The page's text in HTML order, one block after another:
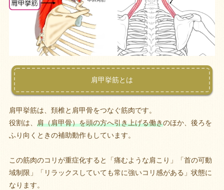
肩甲挙筋とは
肩甲挙筋は、頚椎と肩甲骨をつなぐ筋肉です。
役割は、 肩（肩甲骨）を頭の方へ引き上げる働きのほか、後ろを
ふり向くときの補助動作もしています。
この筋肉のコリが重症化すると「痛むような肩こり」「首の可動
域制限」「リラックスしていても常に強いコリ感がある」状態に
なります。